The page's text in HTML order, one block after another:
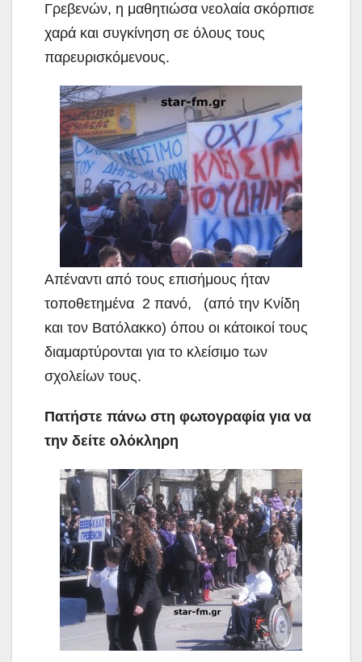
Γρεβενών, η μαθητιώσα νεολαία σκόρπισε
χαρά και συγκίνηση σε όλους τους
παρευρισκόμενους.
Απέναντι από τους επισήμους ήταν
τοποθετημένα 2 πανό, (από την Κνίδη
και τον Βατόλακκο) όπου οι κάτοικοί τους
διαμαρτύρονται για το κλείσιμο των
σχολείων τους.
Πατήστε πάνω στη φωτογραφία για να
την δείτε ολόκληρη